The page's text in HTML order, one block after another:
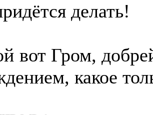
делать!
вот Гром,
какое